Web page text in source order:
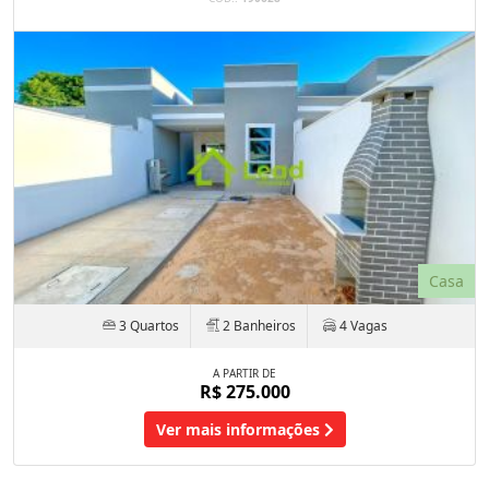
Casa
3 Quartos 2 Banheiros 4 Vagas
A PARTIR DE
R$ 275.000
Ver mais informações